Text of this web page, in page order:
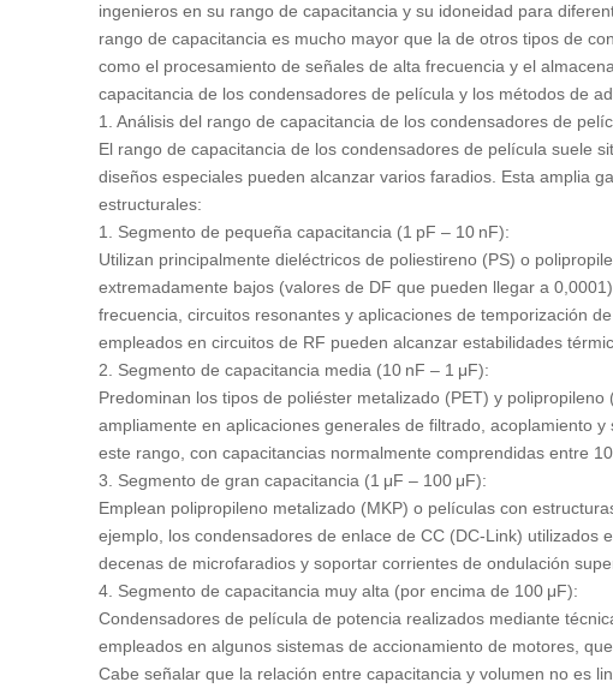
ingenieros en su rango de capacitancia y su idoneidad para
rango de capacitancia es mucho mayor que la de otros tipos de
como el procesamiento de señales de alta frecuencia y el
capacitancia de los condensadores de película y los métodos de
1. Análisis del rango de capacitancia de los condensadores de
El rango de capacitancia de los condensadores de película suele
diseños especiales pueden alcanzar varios faradios. Esta amplia
estructurales:
1. Segmento de pequeña capacitancia (1 pF – 10 nF):
Utilizan principalmente dieléctricos de poliestireno (PS) o
extremadamente bajos (valores de DF que pueden llegar a
frecuencia, circuitos resonantes y aplicaciones de temporización
empleados en circuitos de RF pueden alcanzar estabilidades
2. Segmento de capacitancia media (10 nF – 1 μF):
Predominan los tipos de poliéster metalizado (PET) y
ampliamente en aplicaciones generales de filtrado, acoplamiento
este rango, con capacitancias normalmente comprendidas entre
3. Segmento de gran capacitancia (1 μF – 100 μF):
Emplean polipropileno metalizado (MKP) o películas con
ejemplo, los condensadores de enlace de CC (DC‑Link)
decenas de microfaradios y soportar corrientes de ondulación
4. Segmento de capacitancia muy alta (por encima de 100 μF):
Condensadores de película de potencia realizados mediante
empleados en algunos sistemas de accionamiento de motores,
Cabe señalar que la relación entre capacitancia y volumen no es